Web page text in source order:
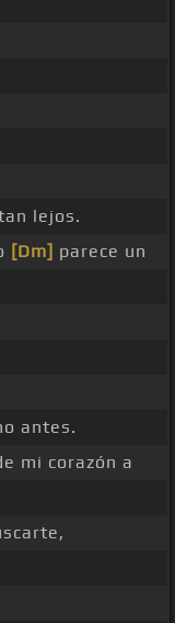
lejos.
[Dm] parece un
antes.
mi corazón a